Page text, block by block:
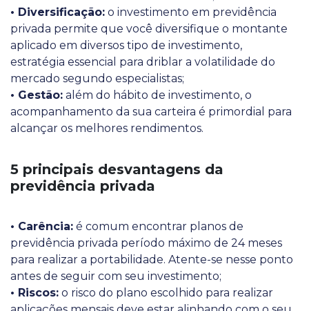
• Diversificação: o investimento em previdência
privada permite que você diversifique o montante
aplicado em diversos tipo de investimento,
estratégia essencial para driblar a volatilidade do
mercado segundo especialistas;
• Gestão: além do hábito de investimento, o
acompanhamento da sua carteira é primordial para
alcançar os melhores rendimentos.
5 principais desvantagens da
previdência privada
• Carência: é comum encontrar planos de
previdência privada período máximo de 24 meses
para realizar a portabilidade. Atente-se nesse ponto
antes de seguir com seu investimento;
• Riscos: o risco do plano escolhido para realizar